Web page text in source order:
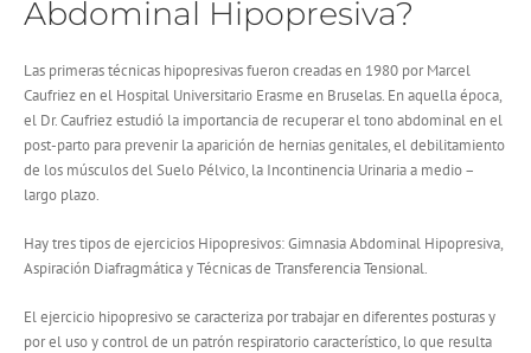
Abdominal Hipopresiva?
Las primeras técnicas hipopresivas fueron creadas en 1980 por Marcel
Caufriez en el Hospital Universitario Erasme en Bruselas. En aquella época,
el Dr. Caufriez estudió la importancia de recuperar el tono abdominal en el
post-parto para prevenir la aparición de hernias genitales, el debilitamiento
de los músculos del Suelo Pélvico, la Incontinencia Urinaria a medio –
largo plazo.
Hay tres tipos de ejercicios Hipopresivos: Gimnasia Abdominal Hipopresiva,
Aspiración Diafragmática y Técnicas de Transferencia Tensional.
El ejercicio hipopresivo se caracteriza por trabajar en diferentes posturas y
por el uso y control de un patrón respiratorio característico, lo que resulta